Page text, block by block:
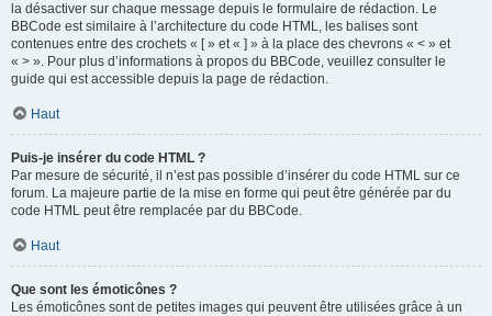
la désactiver sur chaque message depuis le formulaire de rédaction. Le
BBCode est similaire à l’architecture du code HTML, les balises sont
contenues entre des crochets « [ » et « ] » à la place des chevrons « < » et
« > ». Pour plus d’informations à propos du BBCode, veuillez consulter le
guide qui est accessible depuis la page de rédaction.
Haut
Puis-je insérer du code HTML ?
Par mesure de sécurité, il n’est pas possible d’insérer du code HTML sur ce
forum. La majeure partie de la mise en forme qui peut être générée par du
code HTML peut être remplacée par du BBCode.
Haut
Que sont les émoticônes ?
Les émoticônes sont de petites images qui peuvent être utilisées grâce à un